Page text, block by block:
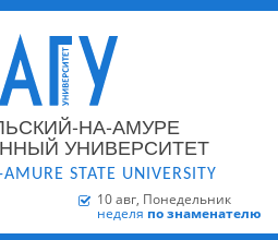
НА-АМУРЕ
УНИВЕРСИТЕТ
STATE UNIVERSITY
10 авг, Понедельник
неделя по знаменателю